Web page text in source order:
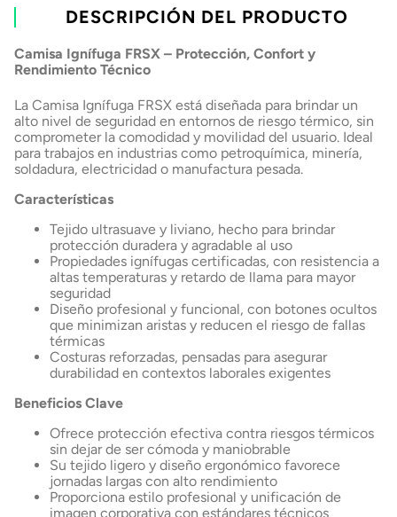
todo Chile
Elige tu tienda más
cercana
nuestros ejecutivos
DESCRIPCIÓN DEL PRODUCTO
Camisa Ignífuga FRSX – Protección, Confort y
Rendimiento Técnico
La Camisa Ignífuga FRSX está diseñada para brindar un
alto nivel de seguridad en entornos de riesgo térmico, sin
comprometer la comodidad y movilidad del usuario. Ideal
para trabajos en industrias como petroquímica, minería,
soldadura, electricidad o manufactura pesada.
Características
Tejido ultrasuave y liviano, hecho para brindar
protección duradera y agradable al uso
Propiedades ignífugas certificadas, con resistencia a
altas temperaturas y retardo de llama para mayor
seguridad
Diseño profesional y funcional, con botones ocultos
que minimizan aristas y reducen el riesgo de fallas
térmicas
Costuras reforzadas, pensadas para asegurar
durabilidad en contextos laborales exigentes
Beneficios Clave
Ofrece protección efectiva contra riesgos térmicos
sin dejar de ser cómoda y maniobrable
Su tejido ligero y diseño ergonómico favorece
jornadas largas con alto rendimiento
Proporciona estilo profesional y unificación de
imagen corporativa con estándares técnicos